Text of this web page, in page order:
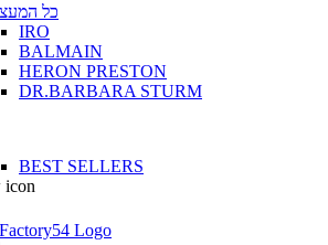
כל
IRO
BALMAIN
HERON PRESTON
DR.BARBARA STURM
BEST SELLERS